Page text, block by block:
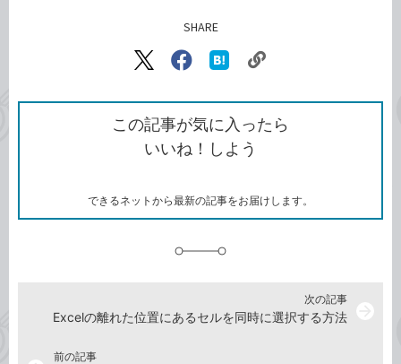
SHARE
X（旧
で
シ
ェ
ア
Facebook
シ
ェ
ア
な
ッ
ク
ク
ク
を
コ
この記事が気に入ったら
いいね！しよう
できるネットから最新の記事をお届けします。
前の記事
次の記事
Excelの離れた位置にあるセルを同時に選択する方法